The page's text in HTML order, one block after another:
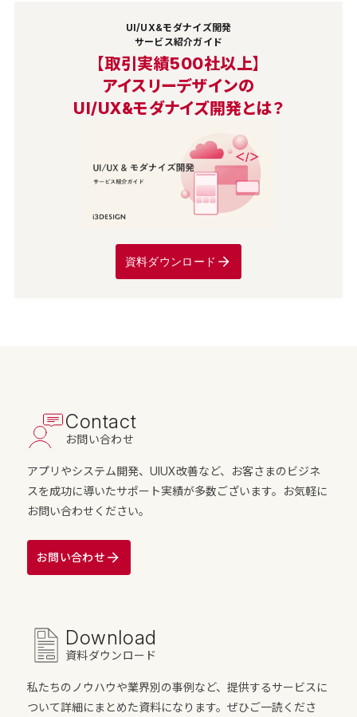
UI/UX&モダナイズ開発
サービス紹介ガイド
【取引実績500社以上】
アイスリーデザインの
UI/UX&モダナイズ開発とは？
資料ダウンロード
Contact
お問い合わせ
アプリやシステム開発、UIUX改善など、お客さまのビジネ
スを成功に導いたサポート実績が多数ございます。お気軽に
お問い合わせください。
お問い合わせ
Download
資料ダウンロード
私たちのノウハウや業界別の事例など、提供するサービスに
ついて詳細にまとめた資料になります。ぜひご一読くださ